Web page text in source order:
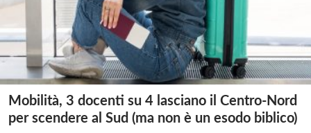
Mobilità, 3 docenti su 4 lasciano il Centro-Nord
per scendere al Sud (ma non è un esodo biblico)